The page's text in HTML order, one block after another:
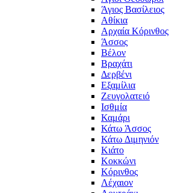
Άγιος Βασίλειος
Αθίκια
Αρχαία Κόρινθος
Άσσος
Βέλον
Βραχάτι
Δερβένι
Εξαμίλια
Ζευγολατειό
Ισθμία
Καμάρι
Κάτω Άσσος
Κάτω Διμηνιόν
Κιάτο
Κοκκώνι
Κόρινθος
Λέχαιον